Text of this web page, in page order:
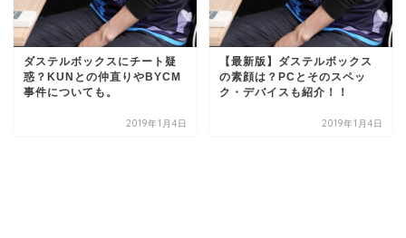
ダステルボックスにチート疑
惑？KUNとの仲直りやBYCM
事件についても。
2019年1月4日
【最新版】ダステルボックス
の素顔は？PCとそのスペッ
ク・デバイスも紹介！！
2019年1月4日